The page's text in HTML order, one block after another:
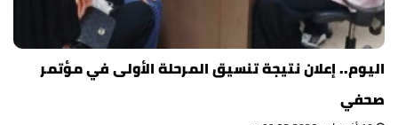
اليوم.. إعلان نتيجة تنسيق المرحلة الأولى في مؤتمر
صحفي